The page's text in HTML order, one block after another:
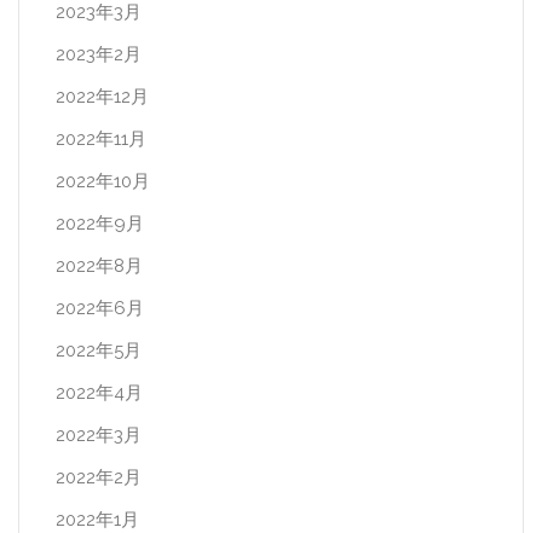
2023年3月
2023年2月
2022年12月
2022年11月
2022年10月
2022年9月
2022年8月
2022年6月
2022年5月
2022年4月
2022年3月
2022年2月
2022年1月